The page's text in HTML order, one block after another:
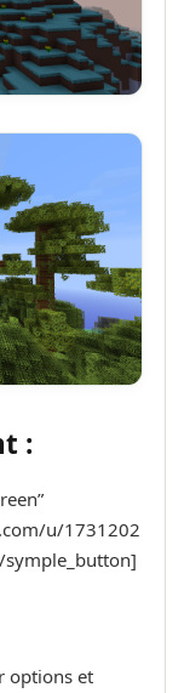
:
u/1731202
options et